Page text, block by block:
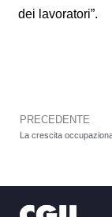
dei lavoratori”.
PRECEDENTE